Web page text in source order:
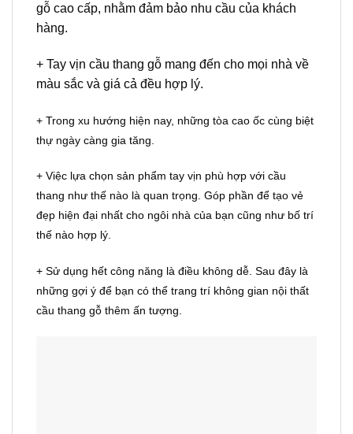
gỗ cao cấp, nhằm đảm bảo nhu cầu của khách
hàng.
+ Tay vịn cầu thang gỗ mang đến cho mọi nhà về
màu sắc và giá cả đều hợp lý.
+ Trong xu hướng hiện nay, những tòa cao ốc cùng biệt
thự ngày càng gia tăng.
+ Việc lựa chọn sản phẩm tay vịn phù hợp với cầu
thang như thế nào là quan trọng. Góp phần để tạo vẻ
đẹp hiện đại nhất cho ngôi nhà của bạn cũng như bố trí
thế nào hợp lý.
+ Sử dụng hết công năng là điều không dễ. Sau đây là
những gợi ý để bạn có thể trang trí không gian nội thất
cầu thang gỗ thêm ấn tượng.